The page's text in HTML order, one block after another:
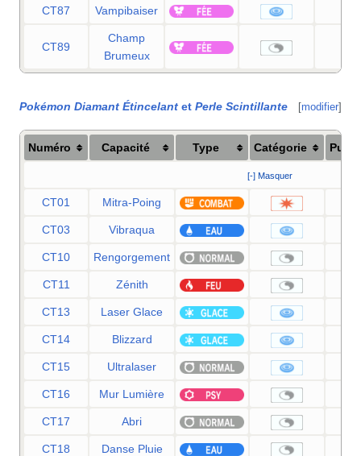
CT87 Vampibaiser
CT89
Champ
Brumeux
Pokémon Diamant Étincelant et Perle Scintillante [modifier]
Numéro Capacité Type Catégorie
[-] Masquer
CT01 Mitra-Poing
CT03 Vibraqua
CT10 Rengorgement
CT11 Zénith
CT13 Laser Glace
CT14 Blizzard
CT15 Ultralaser
CT16 Mur Lumière
CT17 Abri
CT18 Danse Pluie